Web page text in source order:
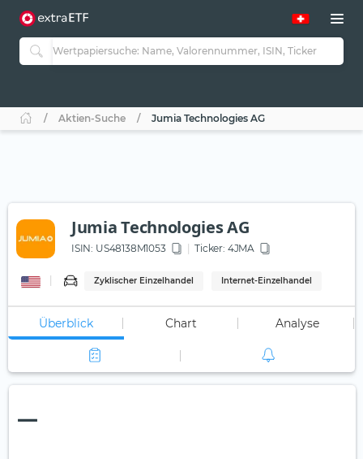
Aktien-Suche Jumia Technologies AG
Jumia Technologies AG
ISIN: US48138M1053 Ticker: 4JMA
Zyklischer Einzelhandel Internet-Einzelhandel
Überblick Chart Analyse
—